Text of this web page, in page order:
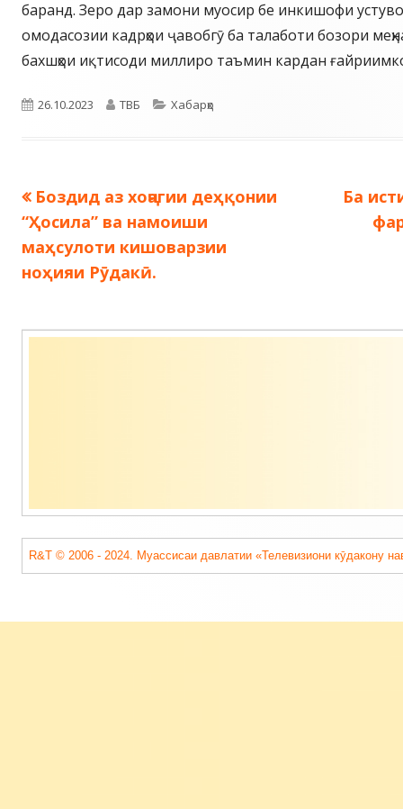
баранд. Зеро дар замони муосир бе инкишофи
омодасозии кадрҳои ҷавобгӯ ба талаботи бозори
бахшҳои иқтисоди миллиро таъмин кардан
Опубликовано
26.10.2023 Автор
ТВБ Рубрики
Хабарҳо
Навигация
по
записям
Предыдущая
запись:
Боздид аз хоҷагии деҳқонии
“Ҳосила” ва намоиши
маҳсулоти кишоварзии
ноҳияи Рӯдакӣ.
запись:
Ба
Содержимое
R&T © 2006 - 2024. Муассисаи давлатии «Телевизиони кӯдакону